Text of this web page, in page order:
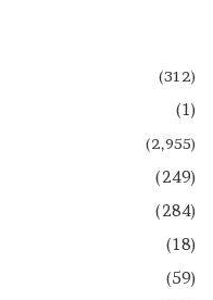
(312)
(1)
(2,955)
(249)
(284)
(18)
(59)